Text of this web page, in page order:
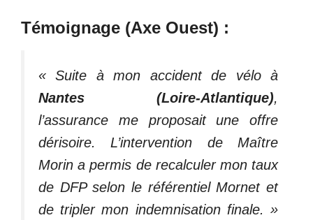
Témoignage (Axe Ouest) :
« Suite à mon accident de vélo à
Nantes (Loire-Atlantique),
l’assurance me proposait une offre
dérisoire. L’intervention de Maître
Morin a permis de recalculer mon taux
de DFP selon le référentiel Mornet et
de tripler mon indemnisation finale. »